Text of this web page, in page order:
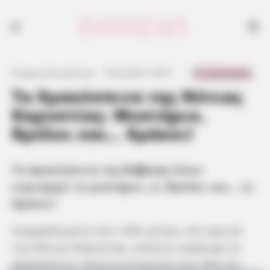
Τα δρακόσπιτα της Νότιας
Καρυστίας: Μυστήριο,
θρύλοι και… δράκοι!
Τα Δρακόσπιτα της Εύβοιας
κυριαρχεί το μυστήριο, οι θρύλοι και… οι
Δρακόσπιτα, πέτρινα κτίσματα που εδώ και